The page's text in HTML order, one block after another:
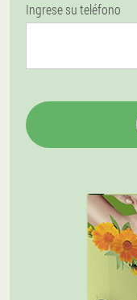
Ingrese su teléfono